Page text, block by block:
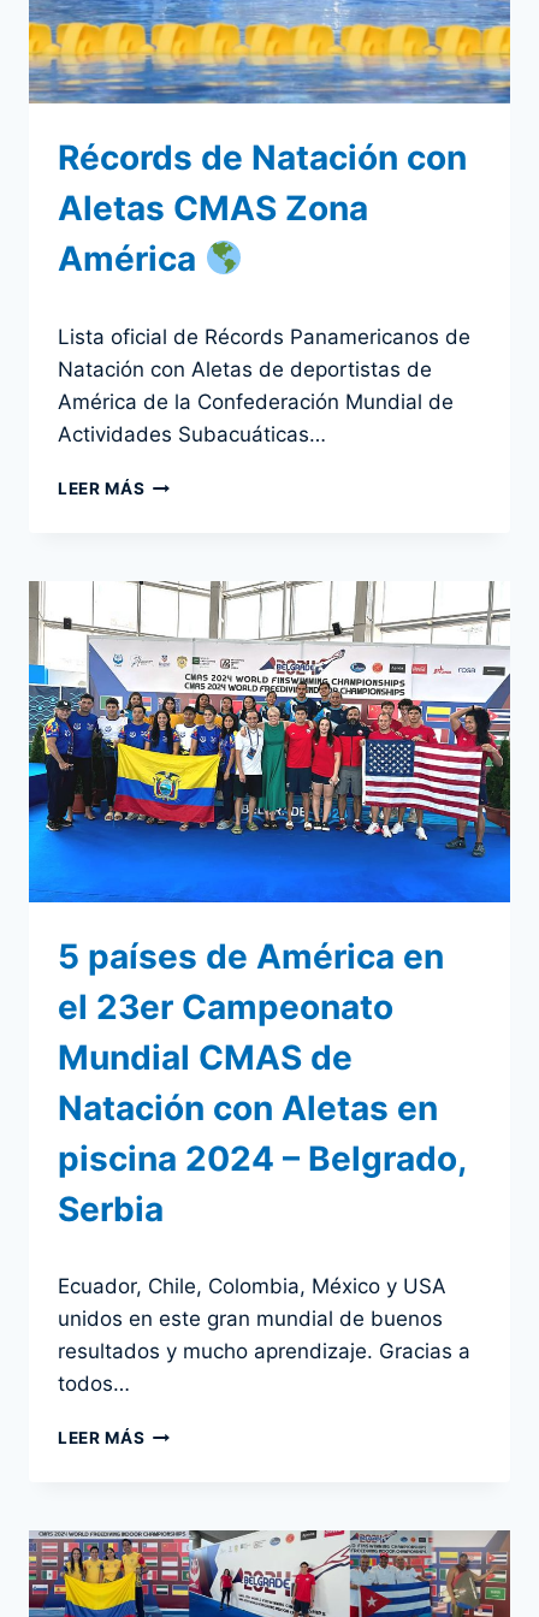
–
SAN
ANDRÉS,
COLOMBIA
Récords de Natación con
Aletas CMAS Zona
América
admin
Lista oficial de Récords Panamericanos de
Natación con Aletas de deportistas de
América de la Confederación Mundial de
Actividades Subacuáticas…
LEER MÁS RÉCORDS
ALETAS
ZONA
AMÉRICA
5 países de América en
el 23er Campeonato
Mundial CMAS de
Natación con Aletas en
piscina 2024 – Belgrado,
Serbia
admin
Ecuador, Chile, Colombia, México y USA
unidos en este gran mundial de buenos
resultados y mucho aprendizaje. Gracias a
todos…
LEER MÁS 5
EN
EL
23ER
CAMPEONATO